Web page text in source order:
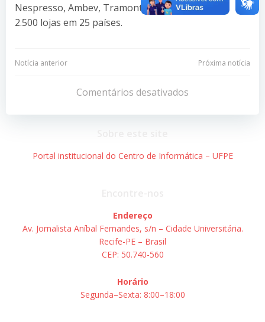
Nespresso, Ambev, Tramontina, Bosch e outras
2.500 lojas em 25 países.
Navegação
Post
Notícia anterior
Navegação
de
Post
Próxima notícia
Comentários desativados
Portal institucional do Centro de Informática – UFPE
Endereço
Av. Jornalista Aníbal Fernandes, s/n – Cidade Universitária.
Recife-PE – Brasil
CEP: 50.740-560
Horário
Segunda–Sexta: 8:00–18:00